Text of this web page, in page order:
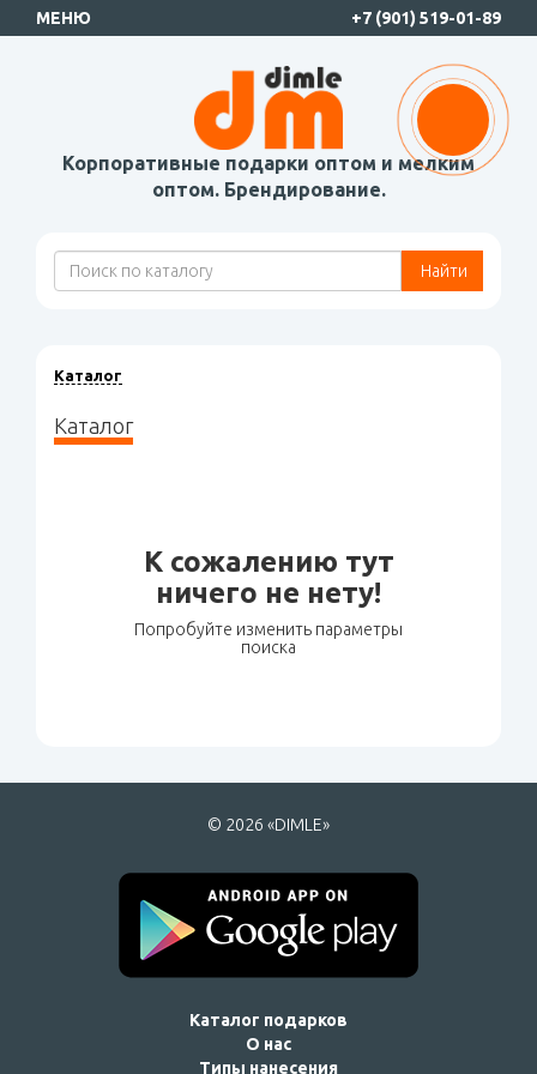
МЕНЮ +7 (901) 519-01-89
Корпоративные подарки оптом и мелким
оптом. Брендирование.
Найти
Каталог
Каталог
К сожалению тут
ничего не нету!
Попробуйте изменить параметры
поиска
© 2026 «DIMLE»
Каталог подарков
О нас
Типы нанесения